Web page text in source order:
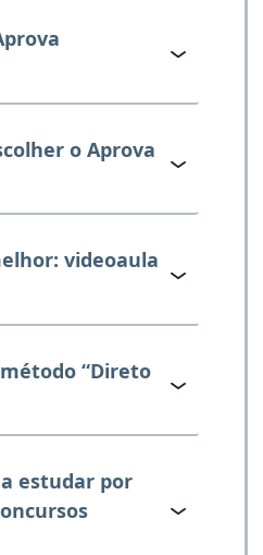
o Aprova
videoaula
“Direto
estudar por